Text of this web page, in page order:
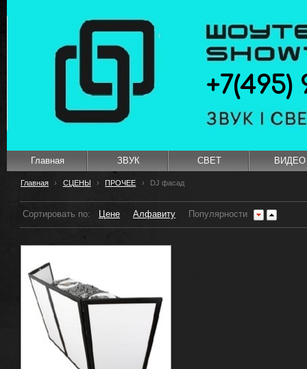
+7(495)
Главная ЗВУК СВЕТ ВИДЕО
Главная › СЦЕНЫ › ПРОЧЕЕ › DJ фасад
Сортировать по: Цене Алфавиту Популярности